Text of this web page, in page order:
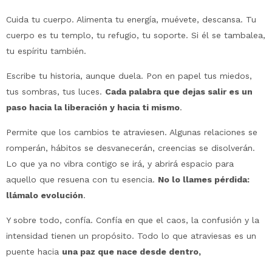
Cuida tu cuerpo. Alimenta tu energía, muévete, descansa. Tu
cuerpo es tu templo, tu refugio, tu soporte. Si él se tambalea,
tu espíritu también.
Escribe tu historia, aunque duela. Pon en papel tus miedos,
tus sombras, tus luces. Cada palabra que dejas salir es un
paso hacia la liberación y hacia ti mismo.
Permite que los cambios te atraviesen. Algunas relaciones se
romperán, hábitos se desvanecerán, creencias se disolverán.
Lo que ya no vibra contigo se irá, y abrirá espacio para
aquello que resuena con tu esencia. No lo llames pérdida:
llámalo evolución.
Y sobre todo, confía. Confía en que el caos, la confusión y la
intensidad tienen un propósito. Todo lo que atraviesas es un
puente hacia una paz que nace desde dentro,